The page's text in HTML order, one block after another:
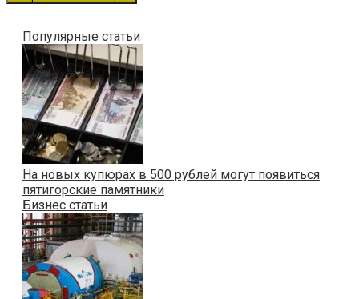
Популярные статьи
На новых купюрах в 500 рублей могут появиться
пятигорские памятники
Бизнес статьи